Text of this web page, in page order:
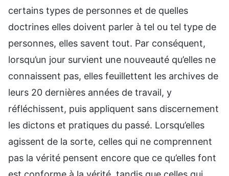
certains types de personnes et de quelles
doctrines elles doivent parler à tel ou tel type de
personnes, elles savent tout. Par conséquent,
lorsqu’un jour survient une nouveauté qu’elles ne
connaissent pas, elles feuillettent les archives de
leurs 20 dernières années de travail, y
réfléchissent, puis appliquent sans discernement
les dictons et pratiques du passé. Lorsqu’elles
agissent de la sorte, celles qui ne comprennent
pas la vérité pensent encore que ce qu’elles font